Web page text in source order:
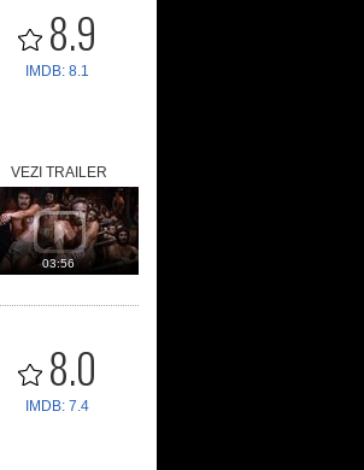
8.9
IMDB: 8.1
VEZI TRAILER
03:56
8.0
IMDB: 7.4